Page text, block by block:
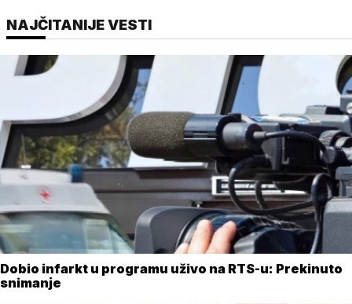
NAJČITANIJE VESTI
Dobio infarkt u programu uživo na RTS-u: Prekinuto
snimanje